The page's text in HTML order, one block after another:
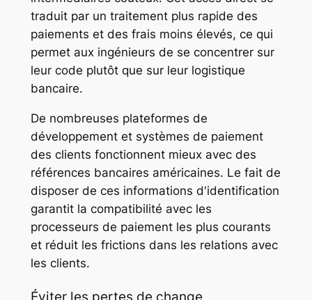
traduit par un traitement plus rapide des
paiements et des frais moins élevés, ce qui
permet aux ingénieurs de se concentrer sur
leur code plutôt que sur leur logistique
bancaire.
De nombreuses plateformes de
développement et systèmes de paiement
des clients fonctionnent mieux avec des
références bancaires américaines. Le fait de
disposer de ces informations d'identification
garantit la compatibilité avec les
processeurs de paiement les plus courants
et réduit les frictions dans les relations avec
les clients.
Éviter les pertes de change